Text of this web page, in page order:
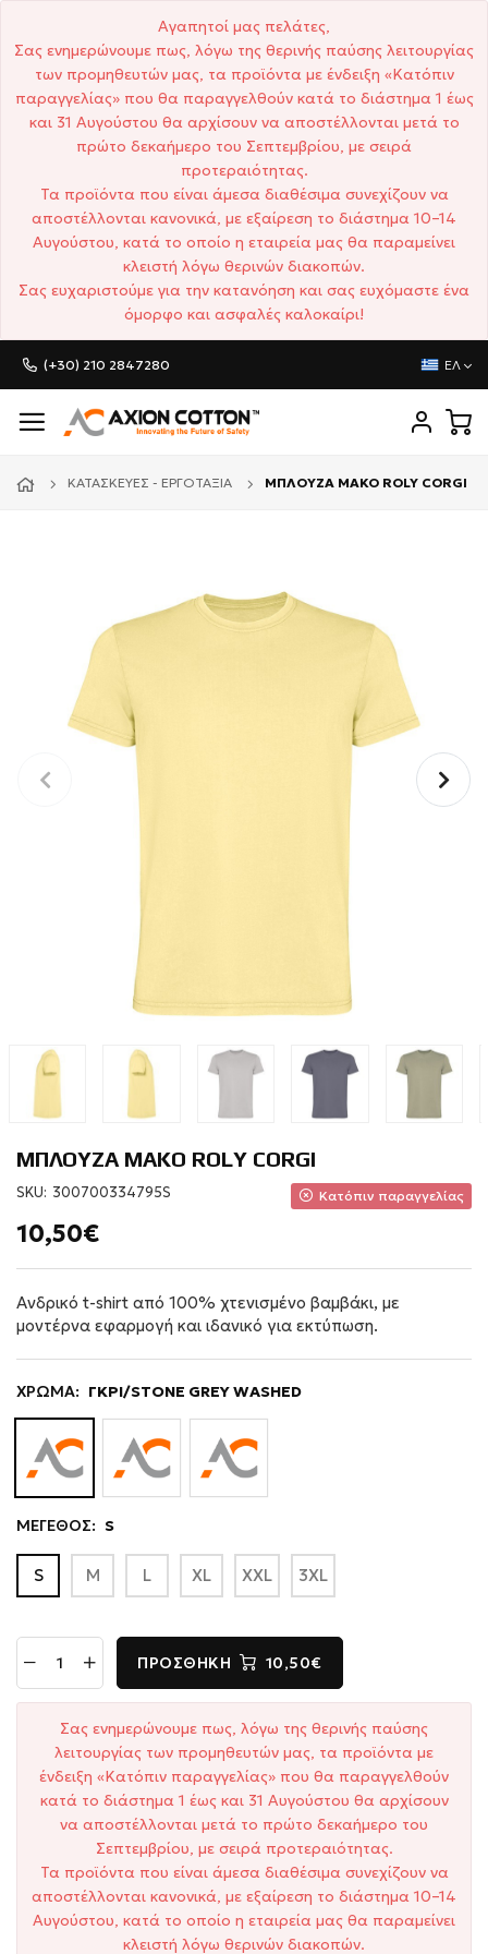
Αγαπητοί μας πελάτες,
Σας ενημερώνουμε πως, λόγω της θερινής παύσης λειτουργίας
των προμηθευτών μας, τα προϊόντα με ένδειξη «Κατόπιν
παραγγελίας» που θα παραγγελθούν κατά το διάστημα 1 έως
και 31 Αυγούστου θα αρχίσουν να αποστέλλονται μετά το
πρώτο δεκαήμερο του Σεπτεμβρίου, με σειρά
προτεραιότητας.
Τα προϊόντα που είναι άμεσα διαθέσιμα συνεχίζουν να
αποστέλλονται κανονικά, με εξαίρεση το διάστημα 10–14
Αυγούστου, κατά το οποίο η εταιρεία μας θα παραμείνει
κλειστή λόγω θερινών διακοπών.
Σας ευχαριστούμε για την κατανόηση και σας ευχόμαστε ένα
όμορφο και ασφαλές καλοκαίρι!
(+30) 210 2847280 ΕΛ
ΚΑΤΑΣΚΕΥΈΣ - ΕΡΓΟΤΆΞΙΑ ΜΠΛΟΥΖΑ ΜΑΚΟ ROLY CORGI
ΜΠΛΟΥΖΑ ΜΑΚΟ ROLY CORGI
SKU: 300700334795S Κατόπιν παραγγελίας
10,50€
Ανδρικό t-shirt από 100% χτενισμένο βαμβάκι, με
μοντέρνα εφαρμογή και ιδανικό για εκτύπωση.
ΧΡΩΜΑ: ΓΚΡΙ/STONE GREY WASHED
ΜΕΓΕΘΟΣ: S
S M L XL XXL 3XL
ΠΡΟΣΘΉΚΗ 10,50€
Σας ενημερώνουμε πως, λόγω της θερινής παύσης
λειτουργίας των προμηθευτών μας, τα προϊόντα με
ένδειξη «Κατόπιν παραγγελίας» που θα παραγγελθούν
κατά το διάστημα 1 έως και 31 Αυγούστου θα αρχίσουν
να αποστέλλονται μετά το πρώτο δεκαήμερο του
Σεπτεμβρίου, με σειρά προτεραιότητας.
Τα προϊόντα που είναι άμεσα διαθέσιμα συνεχίζουν να
αποστέλλονται κανονικά, με εξαίρεση το διάστημα 10–14
Αυγούστου, κατά το οποίο η εταιρεία μας θα παραμείνει
κλειστή λόγω θερινών διακοπών.